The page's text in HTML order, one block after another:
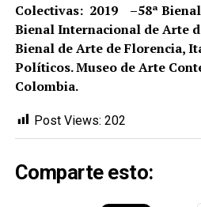
Colectivas: 2019 –58ª
Bienal Internacional de Arte
Bienal de Arte de Florencia,
Políticos. Museo de Arte
Colombia.
Post Views: 202
Comparte esto: